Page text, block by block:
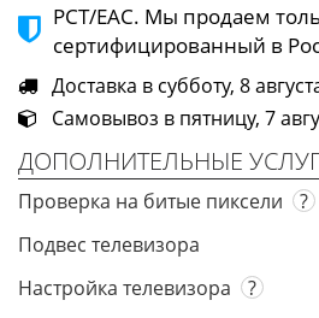
РСТ/ЕАС. Мы продаем
сертифицированный в
Доставка в субботу, 8
Самовывоз в пятницу, 7
ДОПОЛНИТЕЛЬНЫЕ
Проверка на битые пиксели ?
Подвес телевизора
Настройка телевизора
?